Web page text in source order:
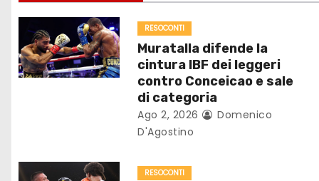
z
i
e
RESOCONTI
Muratalla difende la
cintura IBF dei leggeri
contro Conceicao e sale
di categoria
Ago 2, 2026
Domenico
D'Agostino
RESOCONTI